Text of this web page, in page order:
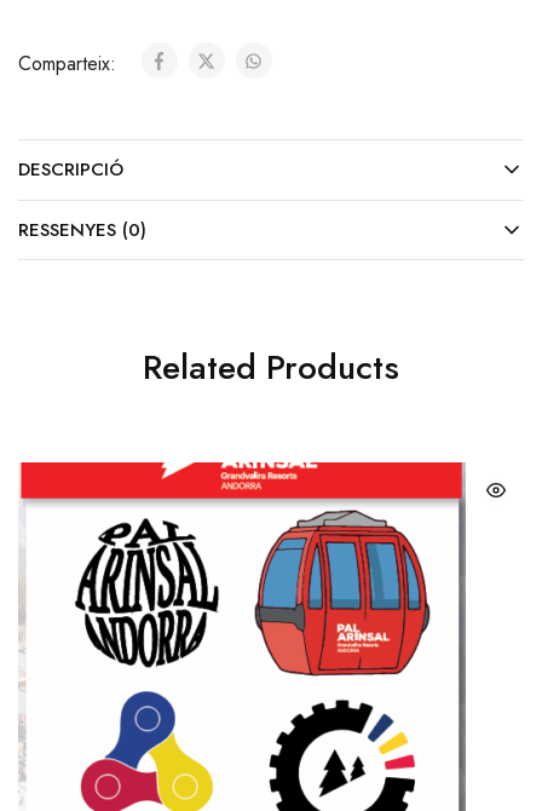
Comparteix:
DESCRIPCIÓ
RESSENYES (0)
Related Products